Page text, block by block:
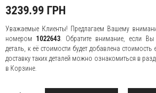
3239.99 ГРН
Уважаемые Клиенты! Предлагаем Вашему
номером 1022643 . Обратите внимание, если
деталь, к её стоимости будет добавлена
доставку таких деталей можно ознакомиться в
в Корзине.